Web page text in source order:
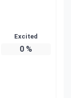
Excited
0%